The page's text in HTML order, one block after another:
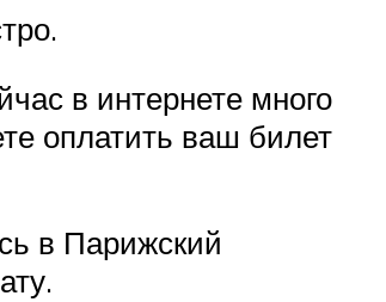
в интернете много
оплатить ваш билет
в Парижский